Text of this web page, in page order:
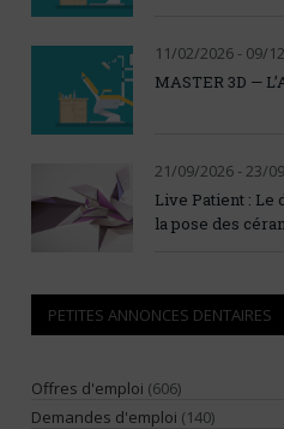
11/02/2026 - 09/
MASTER 3D —
21/09/2026 - 23/
Live Patient : Le
la pose des
PETITES ANNONCES DENTAIRES
Offres d'emploi (606)
Demandes d'emploi (140)